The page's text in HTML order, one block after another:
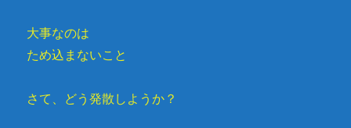
大事なのは
ため込まないこと
さて、どう発散しようか？